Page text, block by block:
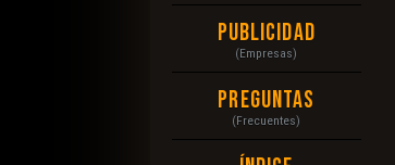
Publicidad
(Empresas)
Preguntas
(Frecuentes)